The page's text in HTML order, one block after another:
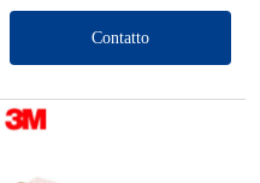
Contatto